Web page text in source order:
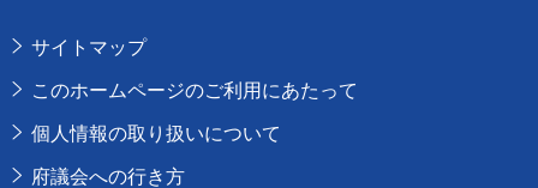
サイトマップ
このホームページのご利用にあたって
個人情報の取り扱いについて
府議会への行き方